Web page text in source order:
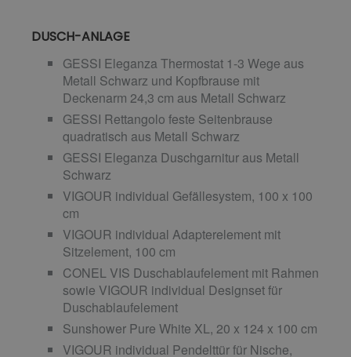
DUSCH-ANLAGE
GESSI Eleganza Thermostat 1-3 Wege aus
Metall Schwarz und Kopfbrause mit
Deckenarm 24,3 cm aus Metall Schwarz
GESSI Rettangolo feste Seitenbrause
quadratisch aus Metall Schwarz
GESSI Eleganza Duschgarnitur aus Metall
Schwarz
VIGOUR individual Gefällesystem, 100 x 100
cm
VIGOUR individual Adapterelement mit
Sitzelement, 100 cm
CONEL VIS Duschablaufelement mit Rahmen
sowie VIGOUR individual Designset für
Duschablaufelement
Sunshower Pure White XL, 20 x 124 x 100 cm
VIGOUR individual Pendelttür für Nische,